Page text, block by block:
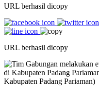
URL berhasil dicopy
URL berhasil dicopy